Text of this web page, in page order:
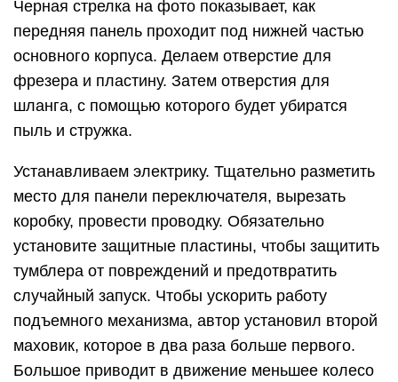
Черная стрелка на фото показывает, как
передняя панель проходит под нижней частью
основного корпуса. Делаем отверстие для
фрезера и пластину. Затем отверстия для
шланга, с помощью которого будет убиратся
пыль и стружка.
Устанавливаем электрику. Тщательно разметить
место для панели переключателя, вырезать
коробку, провести проводку. Обязательно
установите защитные пластины, чтобы защитить
тумблера от повреждений и предотвратить
случайный запуск. Чтобы ускорить работу
подъемного механизма, автор установил второй
маховик, которое в два раза больше первого.
Большое приводит в движение меньшее колесо